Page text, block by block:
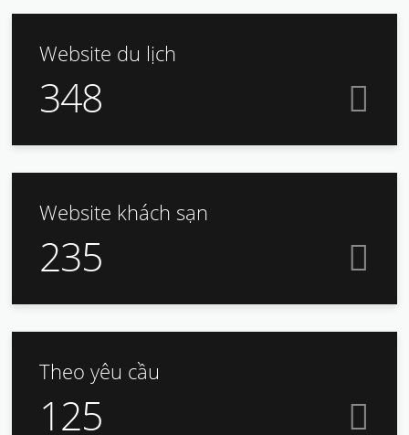
Website du lịch
348
Website khách sạn
235
Theo yêu cầu
125